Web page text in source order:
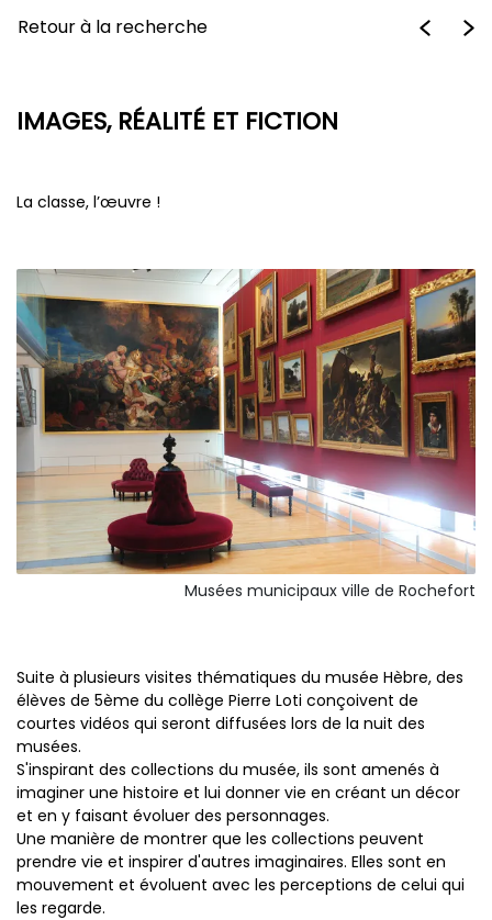
Retour à la recherche
IMAGES, RÉALITÉ ET FICTION
La classe, l’œuvre !
Musées municipaux ville de Rochefort
Suite à plusieurs visites thématiques du musée Hèbre, des
élèves de 5ème du collège Pierre Loti conçoivent de
courtes vidéos qui seront diffusées lors de la nuit des
musées.
S'inspirant des collections du musée, ils sont amenés à
imaginer une histoire et lui donner vie en créant un décor
et en y faisant évoluer des personnages.
Une manière de montrer que les collections peuvent
prendre vie et inspirer d'autres imaginaires. Elles sont en
mouvement et évoluent avec les perceptions de celui qui
les regarde.